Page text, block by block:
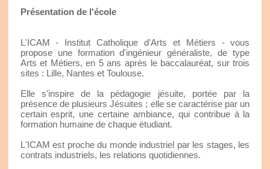
Présentation de l'école
L'ICAM - Institut Catholique d'Arts et Métiers - vous
propose une formation d'ingénieur généraliste, de type
Arts et Métiers, en 5 ans après le baccalauréat, sur trois
sites : Lille, Nantes et Toulouse.
Elle s'inspire de la pédagogie jésuite, portée par la
présence de plusieurs Jésuites ; elle se caractérise par un
certain esprit, une certaine ambiance, qui contribue à la
formation humaine de chaque étudiant.
L'ICAM est proche du monde industriel par les stages, les
contrats industriels, les relations quotidiennes.